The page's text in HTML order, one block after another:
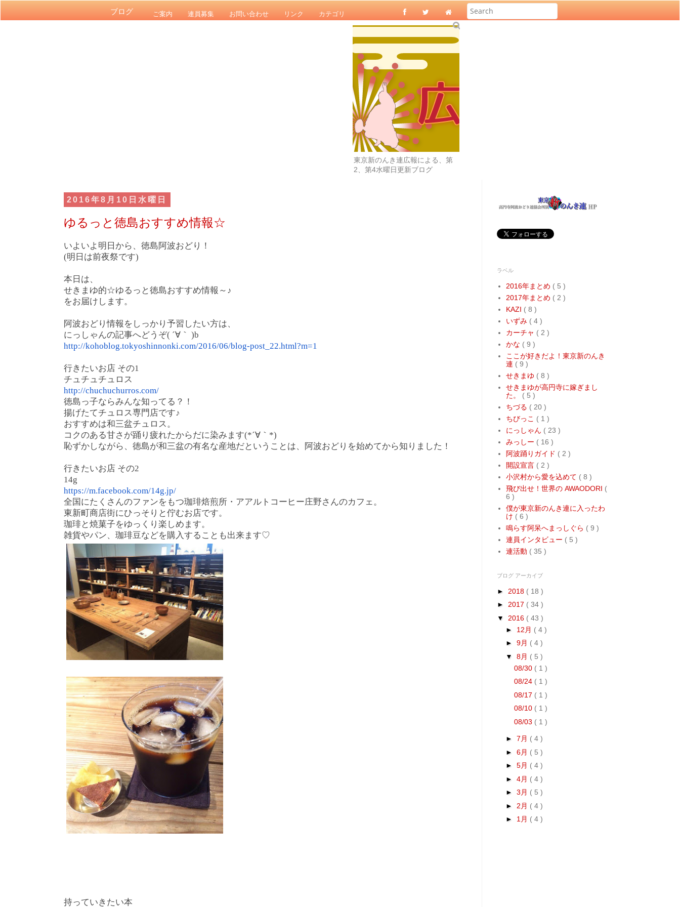
ブログ ご案内 連員募集 お問い合わせ リンク カテゴリ
S
u
b
m
東京新のんき連広報による、第
2、第4水曜日更新ブログ
2016年8月10日水曜日
ゆるっと徳島おすすめ情報☆
いよいよ 明日 から、徳島阿波おどり！
(明日は前夜祭です)
本日は、
せきまゆ的☆ゆるっと徳島おすすめ情報～♪
をお届けします。
阿波おどり情報をしっかり予習したい方は、
にっしゃんの記事へどうぞ( ´∀｀ )b
http://kohoblog.tokyoshinnonki.com/2016/06/blog-post_22.html?m=1
行きたいお店 その1
チュチュチュロス
http://chuchuchurros.com/
徳島っ子ならみんな知ってる？！
揚げたてチュロス専門店です♪
おすすめは和三盆チュロス。
コクのある甘さが踊り疲れたからだに染みます(*´∀｀*)
恥ずかしながら、徳島が和三盆の有名な産地だということは、
阿波おどりを始めてから知りました！
行きたいお店 その2
14g
https://m.facebook.com/14g.jp/
全国にたくさんのファンをもつ珈琲焙煎所・ アアルトコーヒー庄野さんのカフェ。
東新町商店街にひっそりと佇むお店です。
珈琲と焼菓子をゆっくり楽しめます。
雑貨やパン、珈琲豆などを購入することも出来ます♡
持っていきたい本
ラベル
2016年まとめ ( 5 )
2017年まとめ ( 2 )
KAZI ( 8 )
いずみ ( 4 )
カーチャ ( 2 )
かな ( 9 )
ここが好きだよ！東京新のんき
連 ( 9 )
せきまゆ ( 8 )
せきまゆが高円寺に嫁ぎまし
た。 ( 5 )
ちづる ( 20 )
ちびっこ ( 1 )
にっしゃん ( 23 )
みっしー ( 16 )
阿波踊りガイド ( 2 )
開設宣言 ( 2 )
小沢村から愛を込めて ( 8 )
飛び出せ！世界の AWAODORI (
6 )
僕が東京新のんき連に入ったわ
け ( 6 )
鳴らす阿呆へまっしぐら ( 9 )
連員インタビュー ( 5 )
連活動 ( 35 )
ブログ アーカイブ
► 2018 ( 18 )
► 2017 ( 34 )
▼ 2016 ( 43 )
► 12月 ( 4 )
► 9月 ( 4 )
▼ 8月 ( 5 )
08/30 ( 1 )
08/24 ( 1 )
08/17 ( 1 )
08/10 ( 1 )
08/03 ( 1 )
► 7月 ( 4 )
► 6月 ( 5 )
► 5月 ( 4 )
► 4月 ( 4 )
► 3月 ( 5 )
► 2月 ( 4 )
► 1月 ( 4 )